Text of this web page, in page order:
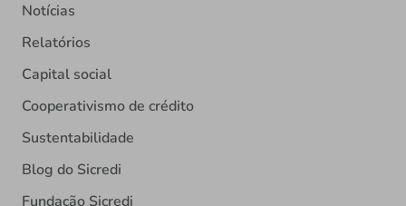
Notícias
Relatórios
Capital social
Cooperativismo de crédito
Sustentabilidade
Blog do Sicredi
Fundação Sicredi